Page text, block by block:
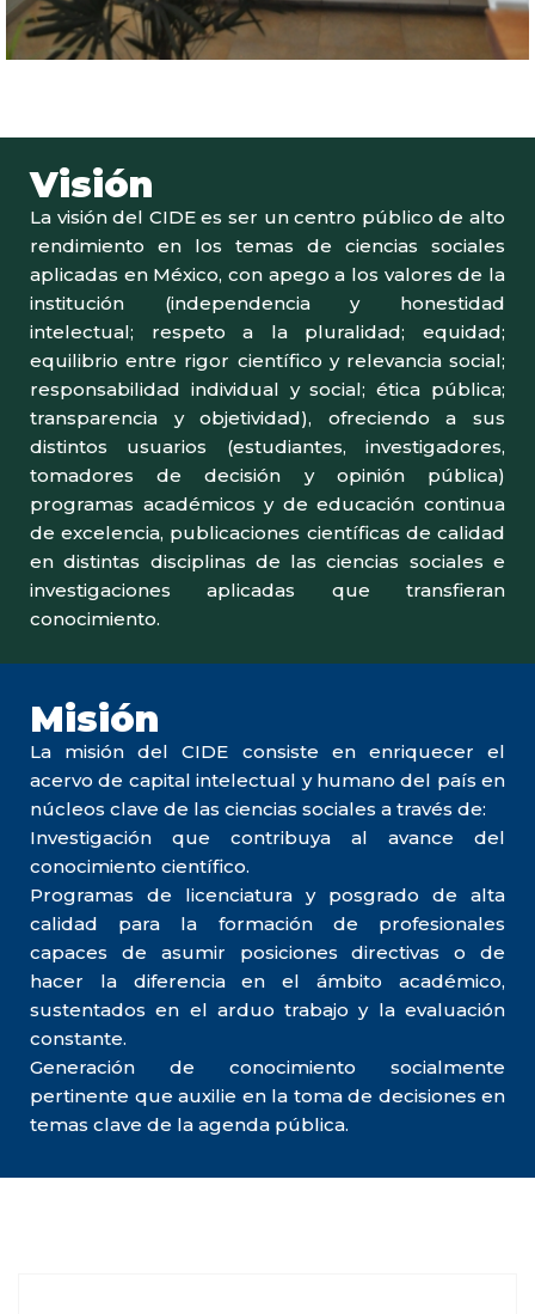
Visión
La visión del CIDE es ser un centro público de alto
rendimiento en los temas de ciencias sociales
aplicadas en México, con apego a los valores de la
institución (independencia y honestidad
intelectual; respeto a la pluralidad; equidad;
equilibrio entre rigor científico y relevancia social;
responsabilidad individual y social; ética pública;
transparencia y objetividad), ofreciendo a sus
distintos usuarios (estudiantes, investigadores,
tomadores de decisión y opinión pública)
programas académicos y de educación continua
de excelencia, publicaciones científicas de calidad
en distintas disciplinas de las ciencias sociales e
investigaciones aplicadas que transfieran
conocimiento.
Misión
La misión del CIDE consiste en enriquecer el
acervo de capital intelectual y humano del país en
núcleos clave de las ciencias sociales a través de:
Investigación que contribuya al avance del
conocimiento científico.
Programas de licenciatura y posgrado de alta
calidad para la formación de profesionales
capaces de asumir posiciones directivas o de
hacer la diferencia en el ámbito académico,
sustentados en el arduo trabajo y la evaluación
constante.
Generación de conocimiento socialmente
pertinente que auxilie en la toma de decisiones en
temas clave de la agenda pública.